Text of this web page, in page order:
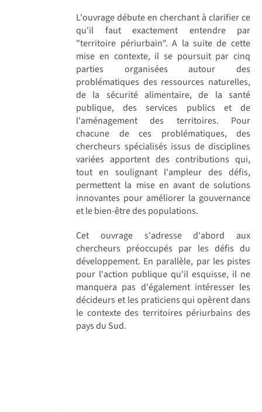
L'ouvrage débute en cherchant à clarifier ce
qu'il faut exactement entendre par
"territoire périurbain". A la suite de cette
mise en contexte, il se poursuit par cinq
parties organisées autour des
problématiques des ressources naturelles,
de la sécurité alimentaire, de la santé
publique, des services publics et de
l'aménagement des territoires. Pour
chacune de ces problématiques, des
chercheurs spécialisés issus de disciplines
variées apportent des contributions qui,
tout en soulignant l'ampleur des défis,
permettent la mise en avant de solutions
innovantes pour améliorer la gouvernance
et le bien-être des populations.
Cet ouvrage s'adresse d'abord aux
chercheurs préoccupés par les défis du
développement. En parallèle, par les pistes
pour l'action publique qu'il esquisse, il ne
manquera pas d'également intéresser les
décideurs et les praticiens qui opèrent dans
le contexte des territoires périurbains des
pays du Sud.